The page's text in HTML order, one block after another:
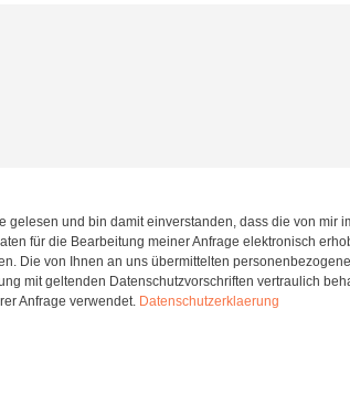
gelesen und bin damit einverstanden, dass die von mir
für die Bearbeitung meiner Anfrage elektronisch
Die von Ihnen an uns übermittelten
mit geltenden Datenschutzvorschriften vertraulich
Anfrage verwendet. Datenschutzerklaerung